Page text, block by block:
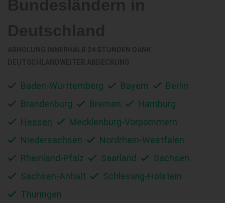
Baden-Württemberg Bayern
Berlin
Brandenburg
Bremen
Hamburg
Hessen
Mecklenburg-Vorpommern
Niedersachsen
Nordrhein-Westfalen
Rheinland-Pfalz
Saarland
Sachsen
Sachsen-Anhalt
Schleswig-Holstein
Thüringen